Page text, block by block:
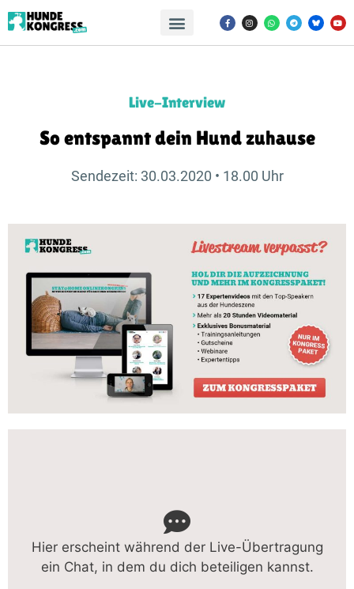
Live-Interview
So entspannt dein Hund zuhause
Sendezeit: 30.03.2020 • 18.00 Uhr
Hier erscheint während der Live-Übertragung
ein Chat, in dem du dich beteiligen kannst.